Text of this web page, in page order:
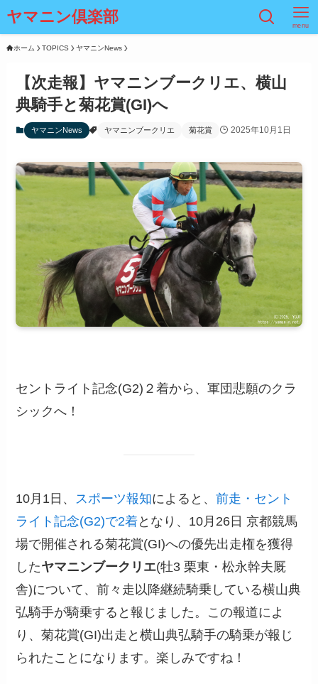
ヤマニン倶楽部 menu
ホーム TOPICS ヤマニンNews
【次走報】ヤマニンブークリエ、横山
典騎手と菊花賞(GI)へ
ヤマニンNews ヤマニンブークリエ 菊花賞 2025年10月1日
セントライト記念(G2)２着から、軍団悲願のクラ
シックへ！
10月1日、 スポーツ報知によると、前走・セント
ライト記念(G2)で2着となり、10月26日 京都競馬
場で開催される菊花賞(GI)への優先出走権を獲得
したヤマニンブークリエ(牡3 栗東・松永幹夫厩
舎)について、前々走以降継続騎乗している横山典
弘騎手が騎乗すると報じました。この報道によ
り、菊花賞(GI)出走と横山典弘騎手の騎乗が報じ
られたことになります。楽しみですね！